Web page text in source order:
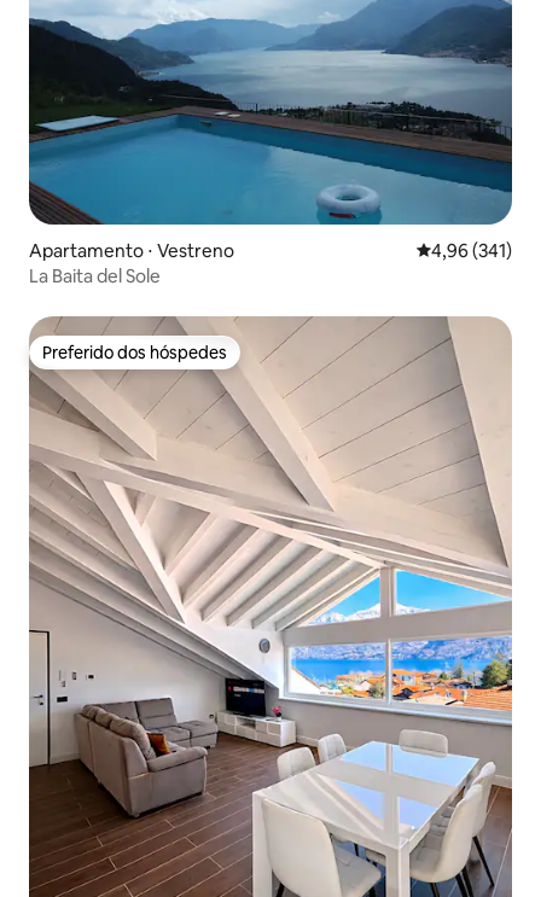
Apartamento ⋅ Vestreno 4,96 de uma
4,96 (341)
La Baita del Sole
Preferido dos hóspedes
Preferido dos hóspedes